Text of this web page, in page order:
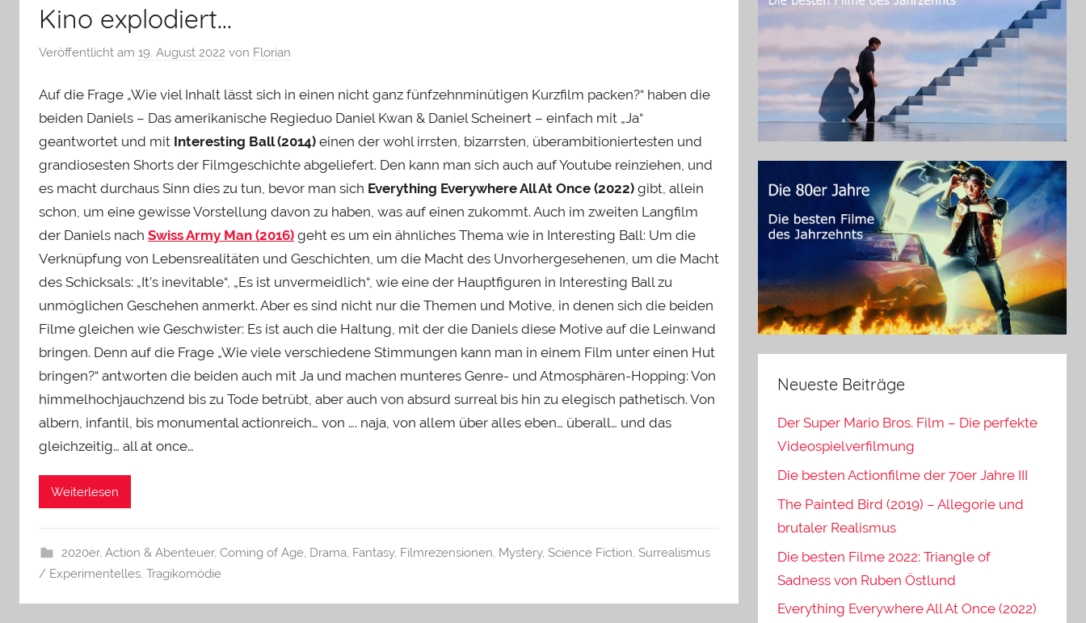
Kino explodiert…
Veröffentlicht am 19. August 2022 von Florian
Auf die Frage „Wie viel Inhalt lässt sich in einen nicht ganz fünfzehnminütigen Kurzfilm packen?“ haben die
beiden Daniels – Das amerikanische Regieduo Daniel Kwan & Daniel Scheinert – einfach mit „Ja“
geantwortet und mit Interesting Ball (2014) einen der wohl irrsten, bizarrsten, überambitioniertesten und
grandiosesten Shorts der Filmgeschichte abgeliefert. Den kann man sich auch auf Youtube reinziehen, und
es macht durchaus Sinn dies zu tun, bevor man sich Everything Everywhere All At Once (2022) gibt, allein
schon, um eine gewisse Vorstellung davon zu haben, was auf einen zukommt. Auch im zweiten Langfilm
der Daniels nach Swiss Army Man (2016) geht es um ein ähnliches Thema wie in Interesting Ball: Um die
Verknüpfung von Lebensrealitäten und Geschichten, um die Macht des Unvorhergesehenen, um die Macht
des Schicksals: „It’s inevitable“, „Es ist unvermeidlich“, wie eine der Hauptfiguren in Interesting Ball zu
unmöglichen Geschehen anmerkt. Aber es sind nicht nur die Themen und Motive, in denen sich die beiden
Filme gleichen wie Geschwister: Es ist auch die Haltung, mit der die Daniels diese Motive auf die Leinwand
bringen. Denn auf die Frage „Wie viele verschiedene Stimmungen kann man in einem Film unter einen Hut
bringen?“ antworten die beiden auch mit Ja und machen munteres Genre- und Atmosphären-Hopping: Von
himmelhochjauchzend bis zu Tode betrübt, aber auch von absurd surreal bis hin zu elegisch pathetisch. Von
albern, infantil, bis monumental actionreich… von …. naja, von allem über alles eben… überall… und das
gleichzeitig… all at once…
Weiterlesen
2020er, Action & Abenteuer, Coming of Age, Drama, Fantasy, Filmrezensionen, Mystery, Science Fiction, Surrealismus
/ Experimentelles, Tragikomödie
Neueste Beiträge
Der Super Mario Bros. Film – Die perfekte
Videospielverfilmung
Die besten Actionfilme der 70er Jahre III
The Painted Bird (2019) – Allegorie und
brutaler Realismus
Die besten Filme 2022: Triangle of
Sadness von Ruben Östlund
Everything Everywhere All At Once (2022)